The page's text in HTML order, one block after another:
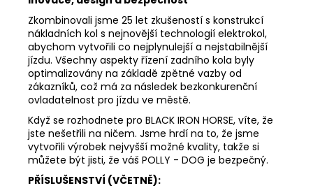
Zkombinovali jsme 25 let zkušeností s konstrukcí
nákladních kol s nejnovější technologií elektrokol,
abychom vytvořili co nejplynulejší a nejstabilnější
jízdu. Všechny aspekty řízení zadního kola byly
optimalizovány na základě zpětné vazby od
zákazníků, což má za následek bezkonkurenční
ovladatelnost pro jízdu ve městě.
Když se rozhodnete pro BLACK IRON HORSE, víte, že
jste nešetřili na ničem. Jsme hrdí na to, že jsme
vytvořili výrobek nejvyšší možné kvality, takže si
můžete být jisti, že váš POLLY - DOG je bezpečný.
PŘÍSLUŠENSTVÍ (VČETNĚ):